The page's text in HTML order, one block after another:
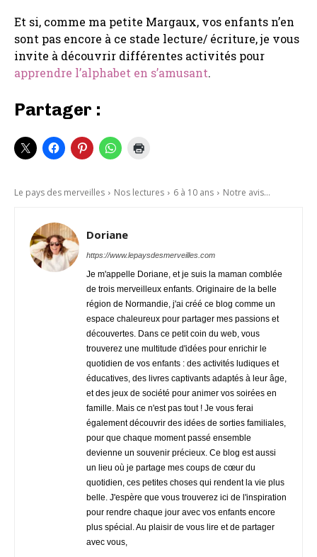
Et si, comme ma petite Margaux, vos enfants n’en
sont pas encore à ce stade lecture/ écriture, je vous
invite à découvrir différentes activités pour
apprendre l’alphabet en s’amusant.
Partager :
Le pays des merveilles Nos lectures 6 à 10 ans Notre avis...
Doriane
https://www.lepaysdesmerveilles.com
Je m'appelle Doriane, et je suis la maman comblée
de trois merveilleux enfants. Originaire de la belle
région de Normandie, j'ai créé ce blog comme un
espace chaleureux pour partager mes passions et
découvertes. Dans ce petit coin du web, vous
trouverez une multitude d'idées pour enrichir le
quotidien de vos enfants : des activités ludiques et
éducatives, des livres captivants adaptés à leur âge,
et des jeux de société pour animer vos soirées en
famille. Mais ce n'est pas tout ! Je vous ferai
également découvrir des idées de sorties familiales,
pour que chaque moment passé ensemble
devienne un souvenir précieux. Ce blog est aussi
un lieu où je partage mes coups de cœur du
quotidien, ces petites choses qui rendent la vie plus
belle. J'espère que vous trouverez ici de l'inspiration
pour rendre chaque jour avec vos enfants encore
plus spécial. Au plaisir de vous lire et de partager
avec vous,